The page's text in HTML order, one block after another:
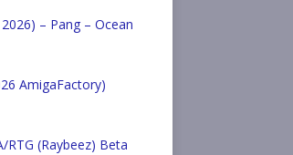
– Pang – Ocean
AmigaFactory)
RTG (Raybeez) Beta